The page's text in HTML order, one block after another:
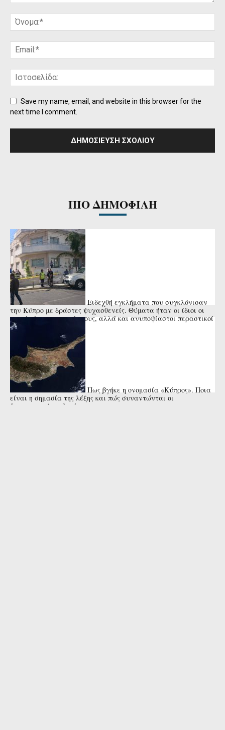
Save my name, email, and website in this browser for the
next time I comment.
ΠΙΟ ΔΗΜΟΦΙΛΗ
Ειδεχθή εγκλήματα που συγκλόνισαν
την Κύπρο με δράστες ψυχασθενείς. Θύματα ήταν οι ίδιοι οι
γονείς ή οι συγγενείς τους, αλλά και ανυποψίαστοι περαστικοί
ή μικρά ...
Πως βγήκε η ονομασία «Κύπρος». Ποια
είναι η σημασία της λέξης και πώς συναντώνται οι
διαφορετικές εκδοχές